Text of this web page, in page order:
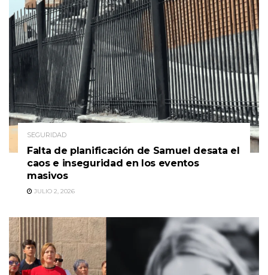
SEGURIDAD
Falta de planificación de Samuel desata el
caos e inseguridad en los eventos
masivos
JULIO 2, 2026